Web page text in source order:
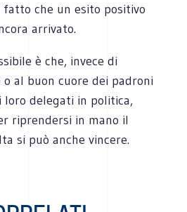
che un esito positivo
arrivato.
è che, invece di
al buon cuore dei padroni
loro delegati in politica,
riprendersi in mano il
si può anche vincere.